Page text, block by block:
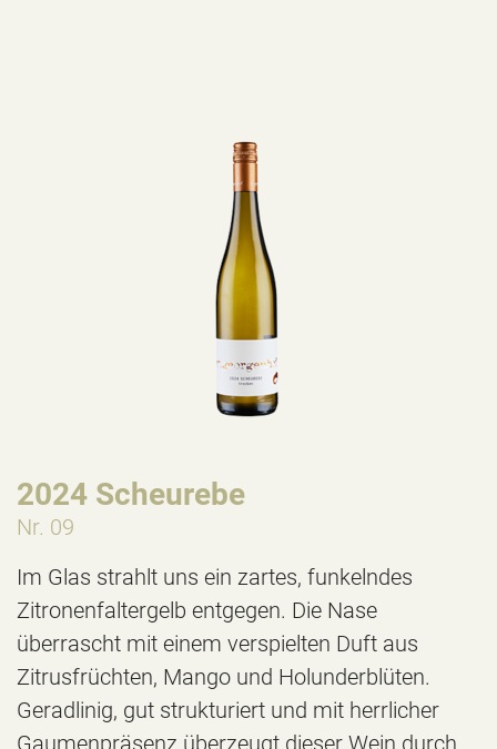
2024 Scheurebe
Nr. 09
Im Glas strahlt uns ein zartes, funkelndes
Zitronenfaltergelb entgegen. Die Nase
überrascht mit einem verspielten Duft aus
Zitrusfrüchten, Mango und Holunderblüten.
Geradlinig, gut strukturiert und mit herrlicher
Gaumenpräsenz überzeugt dieser Wein durch